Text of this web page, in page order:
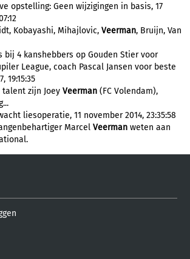
opstelling: Geen wijzigingen in basis, 17
Kobayashi, Mihajlovic, Veerman, Bruijn, Van
bij 4 kanshebbers op Gouden Stier voor
League, coach Pascal Jansen voor beste
19:15:35
talent zijn Joey Veerman (FC Volendam),
liesoperatie, 11 november 2014, 23:35:58
Marcel Veerman weten aan